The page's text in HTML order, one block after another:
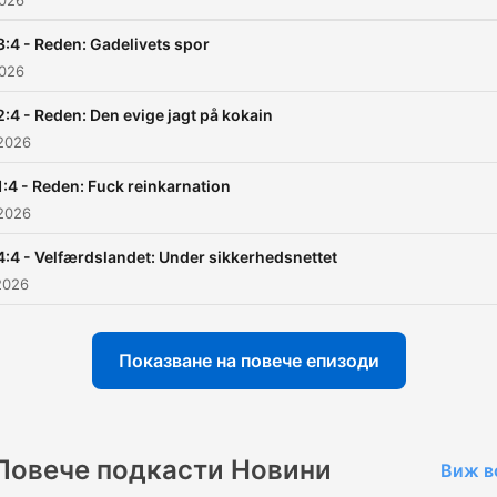
- Reden: Gadelivets spor
- Reden: Den evige jagt på kokain
- Reden: Fuck reinkarnation
- Velfærdslandet: Under sikkerhedsnettet
Показване на повече епизоди
подкасти Новини Виж